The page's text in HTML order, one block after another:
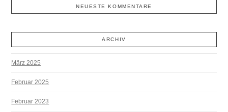
NEUESTE KOMMENTARE
ARCHIV
März 2025
Februar 2025
Februar 2023